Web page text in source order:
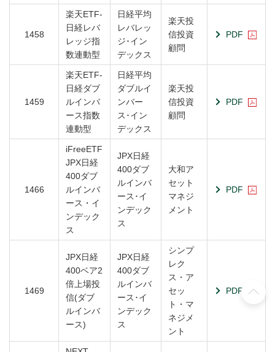
1458
楽天ETF‐
日経レバ
レッジ指
数連動型
日経平均
レバレッ
ジ･イン
デックス
楽天投
信投資
顧問
PDF
1459
楽天ETF‐
日経ダブ
ルインバ
ース指数
連動型
日経平均
ダブルイ
ンバー
ス･イン
デックス
楽天投
信投資
顧問
PDF
1466
iFreeETF
JPX日経
400ダブ
ルインバ
ース・イ
ンデック
ス
JPX日経
400ダブ
ルインバ
ース･イ
ンデック
ス
大和ア
セット
マネジ
メント
PDF
1469
JPX日経
400ベア2
倍上場投
信(ダブ
ルインバ
ース)
JPX日経
400ダブ
ルインバ
ース･イ
ンデック
ス
シンプ
レク
ス・ア
セッ
ト・マ
ネジメ
ント
PDF